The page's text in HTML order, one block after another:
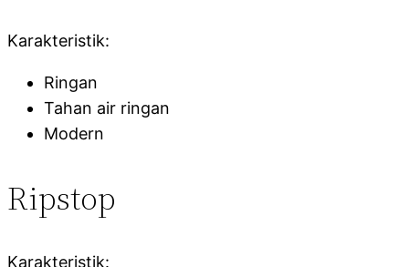
Karakteristik:
Ringan
Tahan air ringan
Modern
Ripstop
Karakteristik: